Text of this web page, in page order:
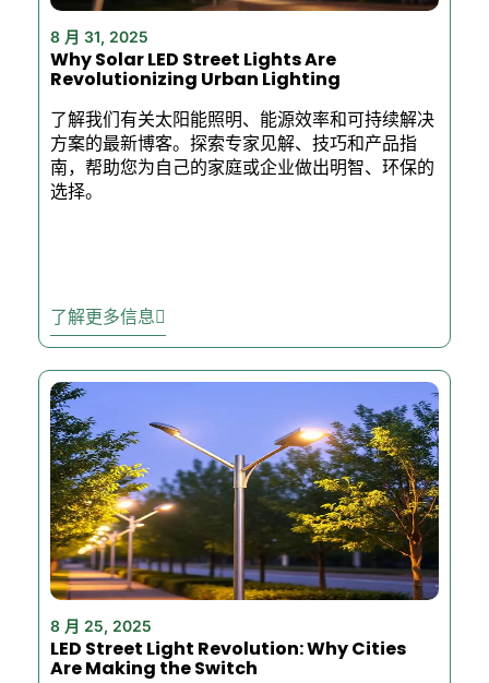
8 月 31, 2025
Why Solar LED Street Lights Are
Revolutionizing Urban Lighting
了解我们有关太阳能照明、能源效率和可持续解决
方案的最新博客。探索专家见解、技巧和产品指
南，帮助您为自己的家庭或企业做出明智、环保的
选择。
了解更多信息
8 月 25, 2025
LED Street Light Revolution: Why Cities
Are Making the Switch